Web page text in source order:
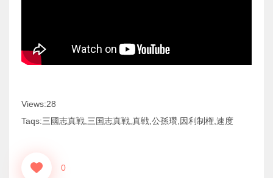
Views:28
Taqs:三國志真戦,三国志真戦,真戦,公孫瓚,因利制権,速度
0